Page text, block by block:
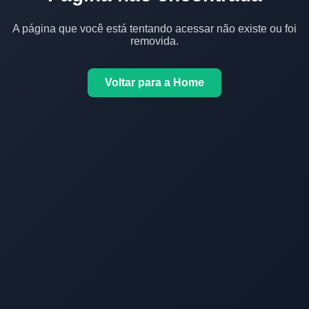
A página que você está tentando acessar não existe ou foi
removida.
Voltar para a Home